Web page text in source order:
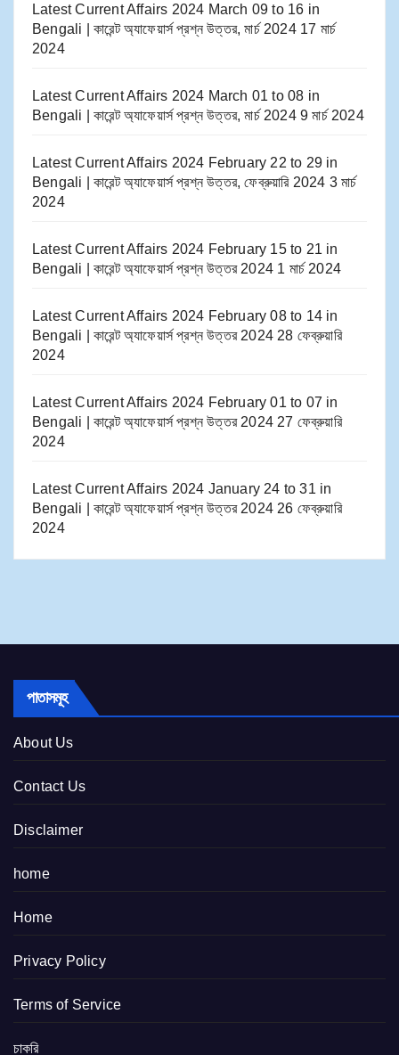
Latest Current Affairs 2024 March 09 to 16​ in
Bengali | কারেন্ট অ্যাফেয়ার্স প্রশ্ন উত্তর, মার্চ 2024 17 মার্চ
2024
Latest Current Affairs 2024 March 01 to 08​ in
Bengali | কারেন্ট অ্যাফেয়ার্স প্রশ্ন উত্তর, মার্চ 2024 9 মার্চ 2024
Latest Current Affairs 2024 February 22 to 29​ in
Bengali | কারেন্ট অ্যাফেয়ার্স প্রশ্ন উত্তর, ফেব্রুয়ারি 2024 3 মার্চ
2024
Latest Current Affairs 2024 February 15 to 21​ in
Bengali | কারেন্ট অ্যাফেয়ার্স প্রশ্ন উত্তর 2024 1 মার্চ 2024
Latest Current Affairs 2024 February 08 to 14​ in
Bengali | কারেন্ট অ্যাফেয়ার্স প্রশ্ন উত্তর 2024 28 ফেব্রুয়ারি
2024
Latest Current Affairs 2024 February 01 to 07​ in
Bengali | কারেন্ট অ্যাফেয়ার্স প্রশ্ন উত্তর 2024 27 ফেব্রুয়ারি
2024
Latest Current Affairs 2024 January 24 to 31​ in
Bengali | কারেন্ট অ্যাফেয়ার্স প্রশ্ন উত্তর 2024 26 ফেব্রুয়ারি
2024
পাতাসমূহ
About Us
Contact Us
Disclaimer
home
Home
Privacy Policy
Terms of Service
চাকরি